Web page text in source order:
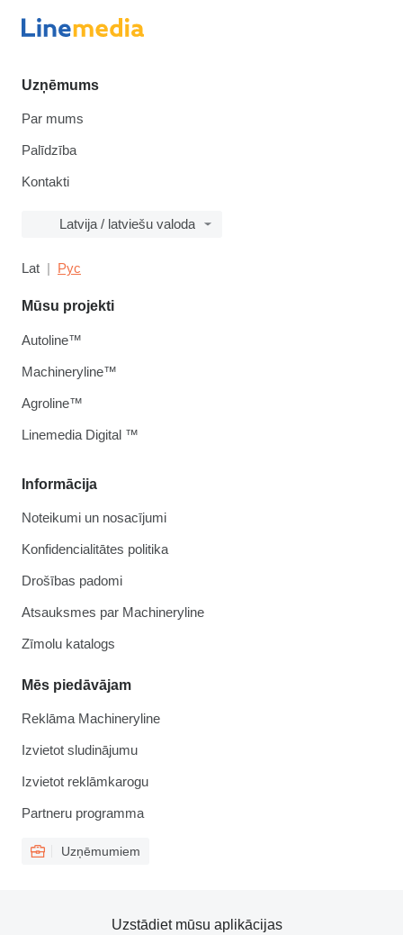
Uzņēmums
Par mums
Palīdzība
Kontakti
Latvija / latviešu valoda
Lat Рус
Informācija
Noteikumi un nosacījumi
Konfidencialitātes politika
Drošības padomi
Atsauksmes par Machineryline
Zīmolu katalogs
Mēs piedāvājam
Reklāma Machineryline
Izvietot sludinājumu
Izvietot reklāmkarogu
Partneru programma
Uzņēmumiem
Mūsu projekti
Autoline™
Machineryline™
Agroline™
Linemedia Digital ™
Uzstādiet mūsu aplikācijas